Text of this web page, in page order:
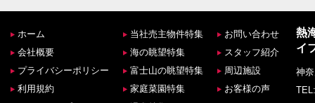
ホーム
会社概要
プライバシーポリシー
利用規約
当社売主物件特集
海の眺望特集
富士山の眺望特集
家庭菜園特集
お問い合わせ
スタッフ紹介
周辺施設
お客様の声
熱
イ
神